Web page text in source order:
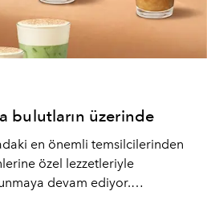
bulutların üzerinde
en önemli temsilcilerinden
özel lezzetleriyle
devam ediyor.